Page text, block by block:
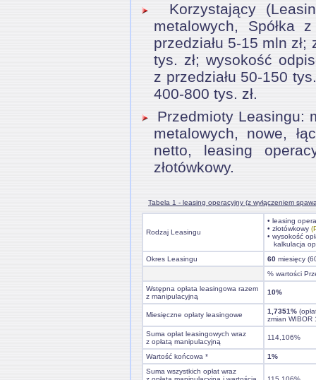
Korzystający
metalowych,
przedziału 5-15 mln
tys. zł; wysokość
z przedziału 50-150
400-800 tys. zł.
Przedmioty Leasingu:
metalowych, nowe,
netto, leasing
złotówkowy.
Tabela 1 - leasing operacyjny (z wyłączeniem
Rodzaj Leasingu
• leasing
• złotówkowy
• wysokość
kalkulacja
Okres Leasingu
60 miesięcy
% wartości
Wstępna opłata leasingowa razem
z manipulacyjną
10%
Miesięczne opłaty leasingowe 1,7351%
zmian WIBOR
Suma opłat leasingowych wraz
z opłatą manipulacyjną
114,106%
Wartość końcowa *
1%
Suma wszystkich opłat wraz